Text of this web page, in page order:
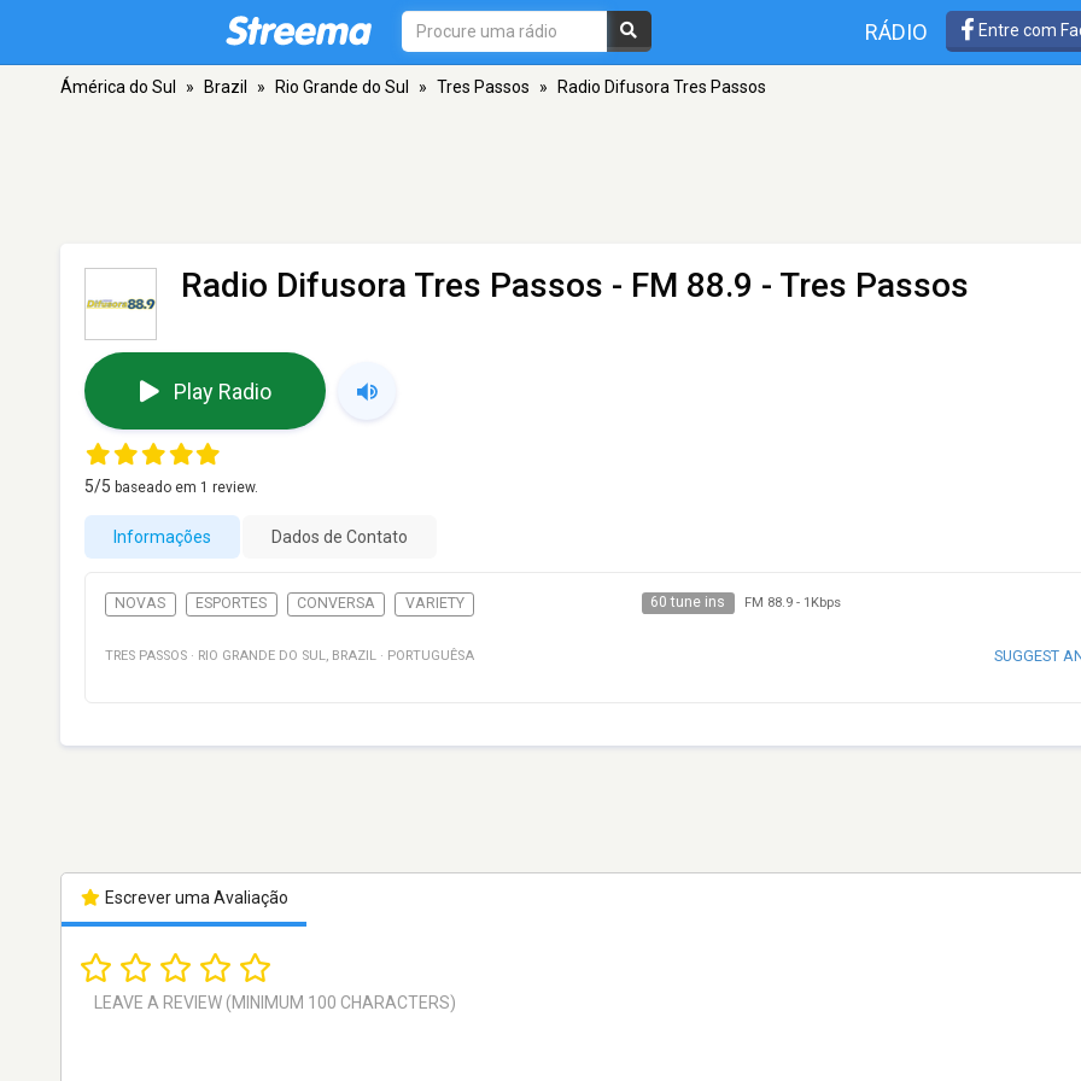
RÁDIO Entre com
Ámérica do Sul » Brazil » Rio Grande do Sul » Tres Passos » Radio Difusora Tres Passos
Radio Difusora Tres Passos - FM 88.9 - Tres Passos
Play Radio
5/5 baseado em 1 review.
Informações Dados de Contato
NOVAS ESPORTES CONVERSA VARIETY 60 tune ins FM 88.9- 1Kbps
TRES PASSOS · RIO GRANDE DO SUL, BRAZIL · PORTUGUÊSA SUGGEST
Escrever uma Avaliação